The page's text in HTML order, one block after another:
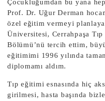
Çocukluğumdan bu yana
Prof. Dr. Uğur Derman
özel eğitim vermeyi
Üniversitesi, Cerrahpaşa
Bölümü’nü tercih ettim,
eğitimimi 1996 yılında
diplomamı aldım.
Tıp eğitimi esnasında hiç
girilmesi, hasta başında